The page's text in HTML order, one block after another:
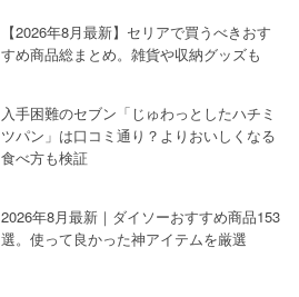
【2026年8月最新】セリアで買うべきおす
すめ商品総まとめ。雑貨や収納グッズも
入手困難のセブン「じゅわっとしたハチミ
ツパン」は口コミ通り？よりおいしくなる
食べ方も検証
2026年8月最新｜ダイソーおすすめ商品153
選。使って良かった神アイテムを厳選